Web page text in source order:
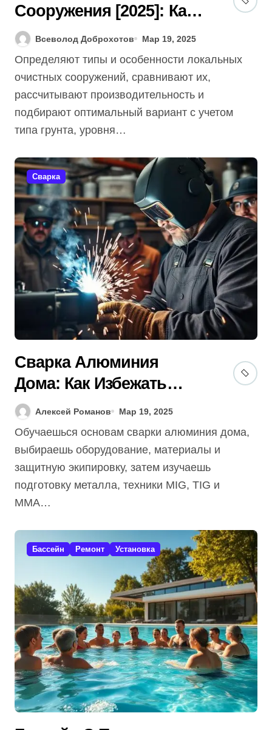
Сооружения [2025]: Как
Выбрать И Не Затопить
Участок? Гид + Советы
Эксперта
Всеволод Доброхотов Мар 19, 2025
Определяют типы и особенности локальных
очистных сооружений, сравнивают их,
рассчитывают производительность и
подбирают оптимальный вариант с учетом
типа грунта, уровня…
Сварка
Сварка Алюминия
Дома: Как Избежать
Ошибок? [Гид 2025]
Алексей Романов Мар 19, 2025
Обучаешься основам сварки алюминия дома,
выбираешь оборудование, материалы и
защитную экипировку, затем изучаешь
подготовку металла, техники MIG, TIG и
MMA…
Бассейн Ремонт Установка